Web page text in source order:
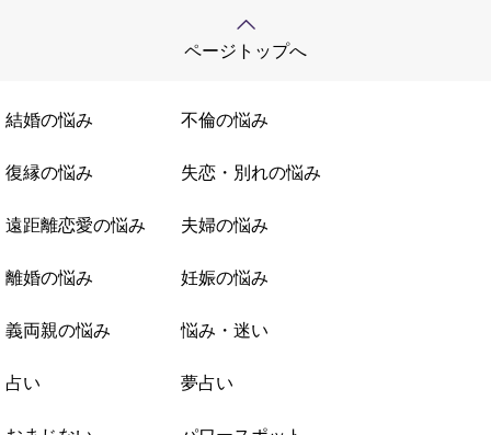
ページトップへ
結婚の悩み 不倫の悩み
復縁の悩み 失恋・別れの悩み
遠距離恋愛の悩み 夫婦の悩み
離婚の悩み 妊娠の悩み
義両親の悩み 悩み・迷い
占い 夢占い